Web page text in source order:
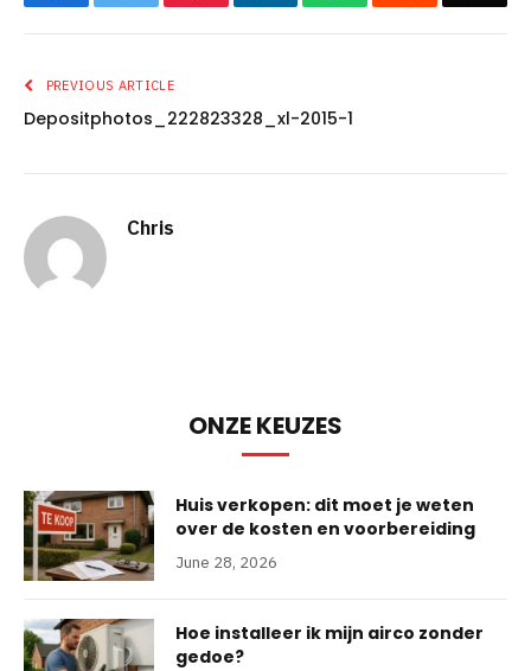
PREVIOUS ARTICLE
Depositphotos_222823328_xl-2015-1
Chris
ONZE KEUZES
Huis verkopen: dit moet je weten
over de kosten en voorbereiding
June 28, 2026
Hoe installeer ik mijn airco zonder
gedoe?